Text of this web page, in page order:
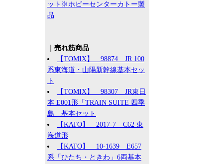
ット※ホビーセンターカトー製
品
｜売れ筋商品
【TOMIX】 98874 JR 100
系東海道・山陽新幹線基本セッ
ト
【TOMIX】 98307 JR東日
本 E001形「TRAIN SUITE 四季
島」基本セット
【KATO】 2017-7 C62 東
海道形
【KATO】 10-1639 E657
系「ひたち・ときわ」6両基本